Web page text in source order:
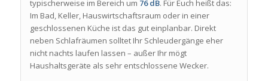
typischerweise im Bereich um 76 dB. Für Euch heißt das:
Im Bad, Keller, Hauswirtschaftsraum oder in einer
geschlossenen Küche ist das gut einplanbar. Direkt
neben Schlafräumen solltet Ihr Schleudergänge eher
nicht nachts laufen lassen – außer Ihr mögt
Haushaltsgeräte als sehr entschlossene Wecker.